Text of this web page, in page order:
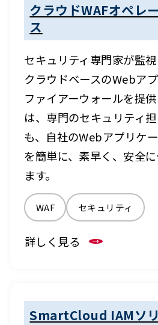
クラウドWAFオペレ
ス
セキュリティ専門家が監視
クラウドベースのWebア
ファイアーウォールを提
は、専門のセキュリティ
も、自社のWebアプリケ
を簡単に、素早く、安全
ます。
WAF セキュリティ
詳しく見る
SmartCloud IAMソ